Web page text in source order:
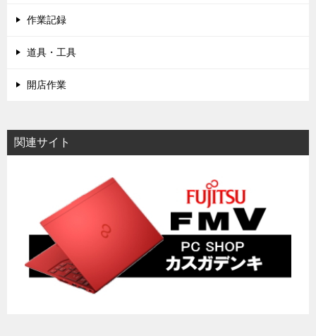
作業記録
道具・工具
開店作業
関連サイト